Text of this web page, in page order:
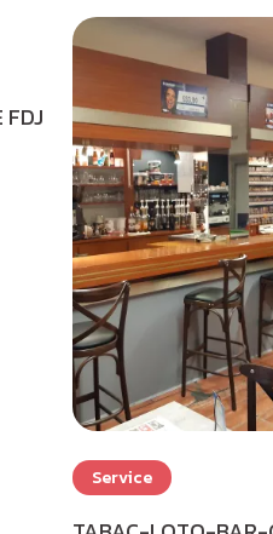
FDJ
Service